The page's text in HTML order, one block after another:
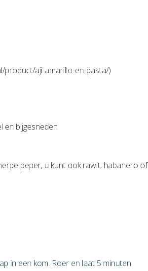
product/aji-amarillo-en-pasta/)
en bijgesneden
peper, u kunt ook rawit, habanero of
in een kom. Roer en laat 5 minuten